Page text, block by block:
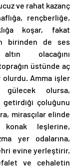
ve rahat kazanç
rençberliğe,
koşar, fakat
birinden de ses
olacağını
üstünde aç
Amma işler
gülecek olursa,
getirdiği çoluğunu
mirasçılar elinde
leşlerine,
yer odalarına,
evine yerleştirir,
ve cehaletin